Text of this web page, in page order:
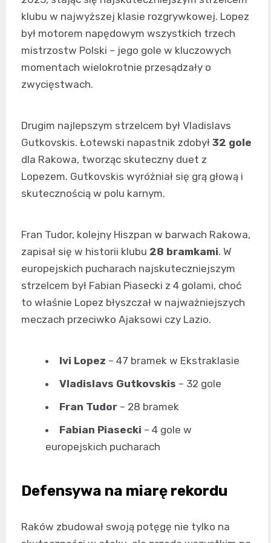
klubu w najwyższej klasie rozgrywkowej. Lopez
był motorem napędowym wszystkich trzech
mistrzostw Polski – jego gole w kluczowych
momentach wielokrotnie przesądzały o
zwycięstwach.
Drugim najlepszym strzelcem był Vladislavs
Gutkovskis. Łotewski napastnik zdobył 32 gole
dla Rakowa, tworząc skuteczny duet z
Lopezem. Gutkovskis wyróżniał się grą głową i
skutecznością w polu karnym.
Fran Tudor, kolejny Hiszpan w barwach Rakowa,
zapisał się w historii klubu 28 bramkami. W
europejskich pucharach najskuteczniejszym
strzelcem był Fabian Piasecki z 4 golami, choć
to właśnie Lopez błyszczał w najważniejszych
meczach przeciwko Ajaksowi czy Lazio.
Ivi Lopez – 47 bramek w Ekstraklasie
Vladislavs Gutkovskis – 32 gole
Fran Tudor – 28 bramek
Fabian Piasecki – 4 gole w
europejskich pucharach
Defensywa na miarę rekordu
Raków zbudował swoją potęgę nie tylko na